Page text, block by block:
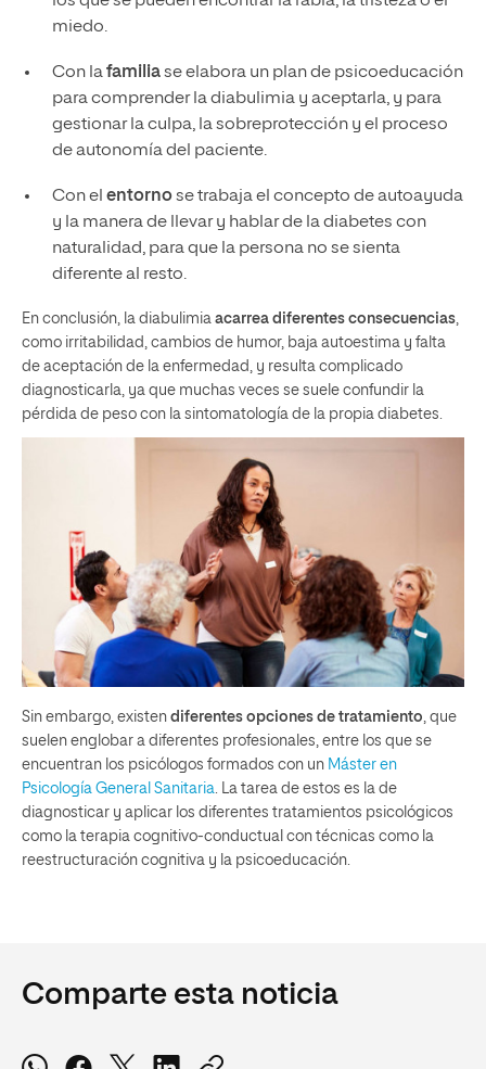
miedo.
Con lafamiliase elabora un plan de psicoeducación
para comprender la diabulimia y aceptarla, y para
gestionar la culpa, la sobreprotección y el proceso
de autonomía del paciente.
Con el entornose trabaja el concepto de autoayuda
y la manera de llevar y hablar de la diabetes con
naturalidad, para que la persona no se sienta
diferente al resto.
En conclusión, la diabulimia acarrea diferentes consecuencias,
como irritabilidad, cambios de humor, baja autoestima y falta
de aceptación de la enfermedad, y resulta complicado
diagnosticarla, ya que muchas veces se suele confundir la
pérdida de peso con la sintomatología de la propia diabetes.
Sin embargo, existen diferentes opciones de tratamiento , que
suelen englobar a diferentes profesionales, entre los que se
encuentran los psicólogos formados con un Máster en
Psicología General Sanitaria . La tarea de estos es la de
diagnosticar y aplicar los diferentes tratamientos psicológicos
como la terapia cognitivo-conductual con técnicas como la
reestructuración cognitiva y la psicoeducación.
Comparte esta noticia